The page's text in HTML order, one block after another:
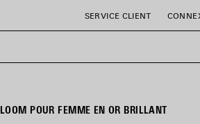
SERVICE CLIENT
POUR FEMME EN OR BRILLANT